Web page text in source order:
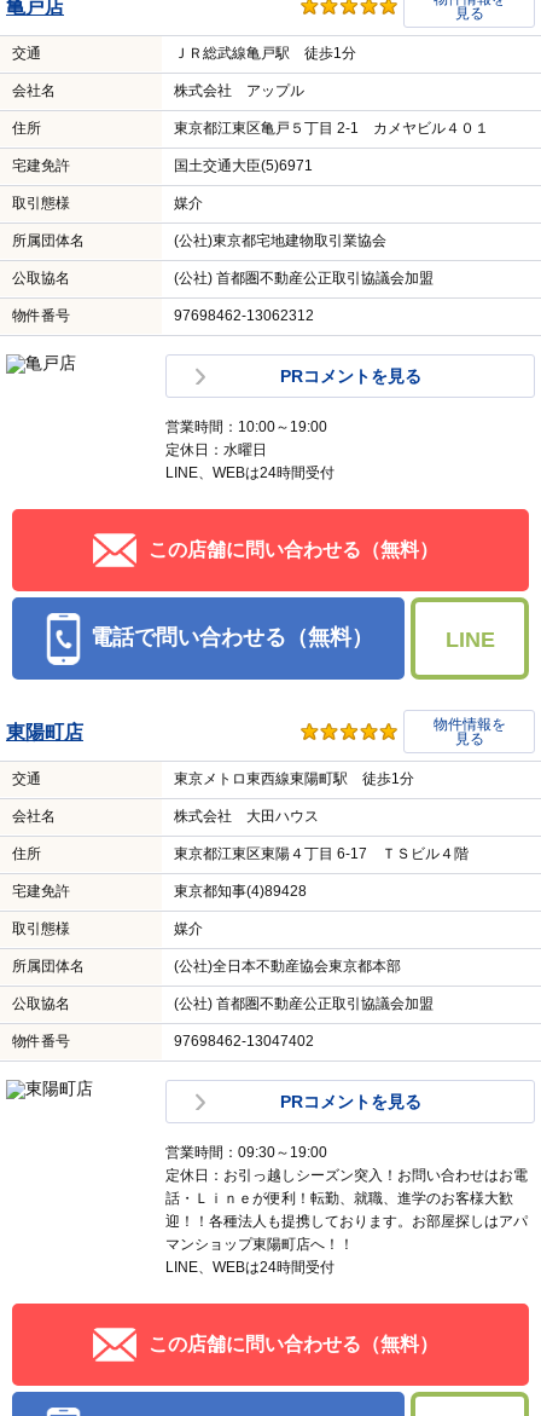
亀戸店
見る
交通 ＪＲ総武線亀戸駅 徒歩1分
会社名 株式会社 アップル
住所 東京都江東区亀戸５丁目 2-1 カメヤビル４０１
宅建免許 国土交通大臣(5)6971
取引態様 媒介
所属団体名 (公社)東京都宅地建物取引業協会
公取協名 (公社) 首都圏不動産公正取引協議会加盟
物件番号 97698462-13062312
PRコメントを見る
営業時間：10:00～19:00
定休日：水曜日
LINE、WEBは24時間受付
この店舗に問い合わせる（無料）
電話で問い合わせる（無料） LINE
東陽町店
物件情報を
見る
交通 東京メトロ東西線東陽町駅 徒歩1分
会社名 株式会社 大田ハウス
住所 東京都江東区東陽４丁目 6-17 ＴＳビル４階
宅建免許 東京都知事(4)89428
取引態様 媒介
所属団体名 (公社)全日本不動産協会東京都本部
公取協名 (公社) 首都圏不動産公正取引協議会加盟
物件番号 97698462-13047402
PRコメントを見る
営業時間：09:30～19:00
定休日：お引っ越しシーズン突入！お問い合わせはお電
話・Ｌｉｎｅが便利！転勤、就職、進学のお客様大歓
迎！！各種法人も提携しております。お部屋探しはアパ
マンショップ東陽町店へ！！
LINE、WEBは24時間受付
この店舗に問い合わせる（無料）